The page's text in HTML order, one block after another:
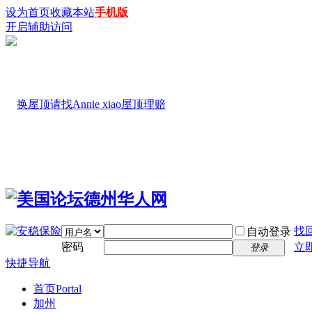
设为首页收藏本站手机版
开启辅助访问
自动登录 找
密码
登录
立
快捷导航
首页Portal
加州